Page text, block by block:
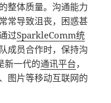
整体质量。沟通能力
常导致沮丧，困惑甚
过SparkleComm统
成员合作时，保持沟
新一代的通讯平台，
图片等移动互联网的